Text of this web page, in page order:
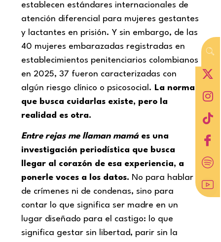
establecen estándares internacionales de
atención diferencial para mujeres gestantes
y lactantes en prisión. Y sin embargo, de las
40 mujeres embarazadas registradas en
establecimientos penitenciarios colombianos
en 2025, 37 fueron caracterizadas con
algún riesgo clínico o psicosocial. La norma
que busca cuidarlas existe, pero la
realidad es otra.
Entre rejas me llaman mamáes una
investigación periodística que busca
llegar al corazón de esa experiencia, a
ponerle voces a los datos. No para hablar
de crímenes ni de condenas, sino para
contar lo que significa ser madre en un
lugar diseñado para el castigo: lo que
significa gestar sin libertad, parir sin la